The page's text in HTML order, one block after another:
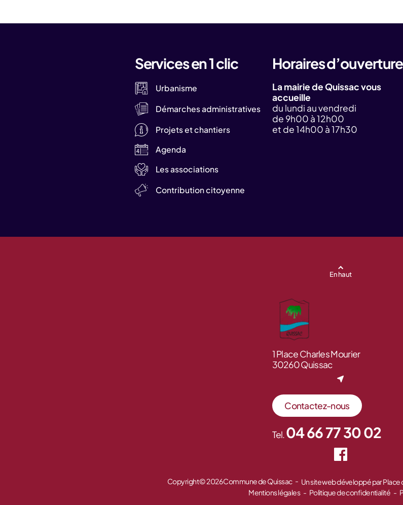
Services en 1 clic
Urbanisme
Démarches administratives
Projets et chantiers
Agenda
Les associations
Contribution citoyenne
Horaires d’ouverture
La mairie de Quissac vous
accueille
du lundi au vendredi
de 9h00 à 12h00
et de 14h00 à 17h30
En haut
1 Place Charles Mourier
30260 Quissac
Contactez-nous
Tel.04 66 77 30 02
Copyright © 2026 Commune de Quissac Un site web développé par Place
Mentions légales
Politique de confidentialité